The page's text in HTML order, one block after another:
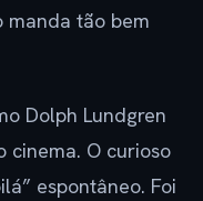
manda tão bem
Dolph Lundgren
cinema. O curioso
espontâneo. Foi